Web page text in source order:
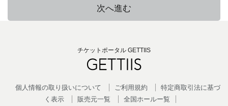
次へ進む
チケットポータル GETTIIS
個人情報の取り扱いについて ご利用規約
特定商取引法に基づ
く表示
販売元一覧
全国ホールー覧